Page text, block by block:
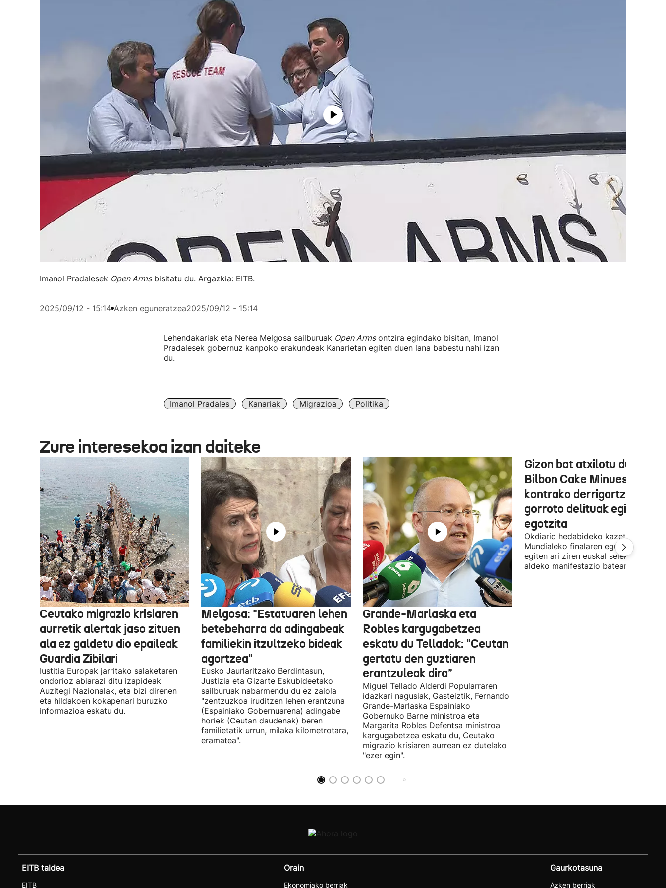
Imanol Pradalesek Open Armsbisitatu du. Argazkia: EITB.
2025/09/12 - 15:14 Azken eguneratzea2025/09/12 - 15:14
Lehendakariak eta Nerea Melgosa sailburuak Open Armsontzira egindako bisitan, Imanol
Pradalesek gobernuz kanpoko erakundeak Kanarietan egiten duen lana babestu nahi izan
du.
Imanol Pradales Kanariak Migrazioa Politika
Zure interesekoa izan daiteke
Ceutako migrazio krisiaren
aurretik alertak jaso zituen
ala ez galdetu dio epaileak
Guardia Zibilari
Iustitia Europak jarritako salaketaren
ondorioz abiarazi ditu izapideak
Auzitegi Nazionalak, eta bizi direnen
eta hildakoen kokapenari buruzko
informazioa eskatu du.
Melgosa: "Estatuaren lehen
betebeharra da adingabeak
familiekin itzultzeko bideak
agortzea"
Eusko Jaurlaritzako Berdintasun,
Justizia eta Gizarte Eskubideetako
sailburuak nabarmendu du ez zaiola
"zentzuzkoa iruditzen lehen erantzuna
(Espainiako Gobernuarena) adingabe
horiek (Ceutan daudenak) beren
familietatik urrun, milaka kilometrotara,
eramatea".
Grande-Marlaska eta
Robles kargugabetzea
eskatu du Telladok: "Ceutan
gertatu den guztiaren
erantzuleak dira"
Miguel Tellado Alderdi Popularraren
idazkari nagusiak, Gasteiztik, Fernando
Grande-Marlaska Espainiako
Gobernuko Barne ministroa eta
Margarita Robles Defentsa ministroa
kargugabetzea eskatu du, Ceutako
migrazio krisiaren aurrean ez dutelako
"ezer egin".
Gizon bat atxilotu dute,
Bilbon Cake Minuesaren
kontrako derrigortze eta
gorroto delituak egitea
egotzita
Okdiario hedabideko kazetaria
Mundialeko finalaren egunean Bilbon
egiten ari ziren euskal selekzioaren
aldeko manifestazio batean zegoen.
EITB taldea
EITB
Orain
Ekonomiako berriak
Gaurkotasuna
Azken berriak